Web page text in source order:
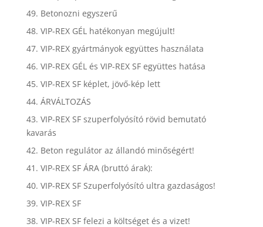
49. Betonozni egyszerű
48. VIP-REX GÉL hatékonyan megújult!
47. VIP-REX gyártmányok együttes használata
46. VIP-REX GÉL és VIP-REX SF együttes hatása
45. VIP-REX SF képlet, jövő-kép lett
44. ÁRVÁLTOZÁS
43. VIP-REX SF szuperfolyósító rövid bemutató
kavarás
42. Beton regulátor az állandó minőségért!
41. VIP-REX SF ÁRA (bruttó árak):
40. VIP-REX SF Szuperfolyósító ultra gazdaságos!
39. VIP-REX SF
38. VIP-REX SF felezi a költséget és a vizet!